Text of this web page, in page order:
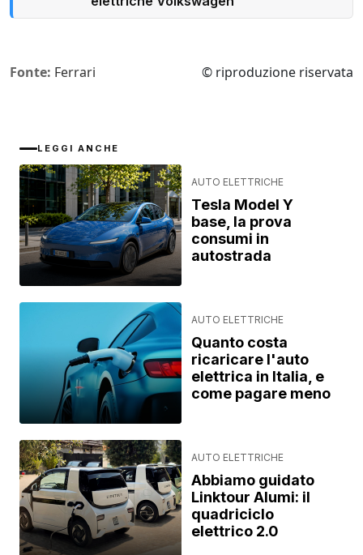
Fonte: Ferrari © riproduzione riservata
LEGGI ANCHE
AUTO ELETTRICHE
Tesla Model Y
base, la prova
consumi in
autostrada
AUTO ELETTRICHE
Quanto costa
ricaricare l'auto
elettrica in Italia, e
come pagare meno
AUTO ELETTRICHE
Abbiamo guidato
Linktour Alumi: il
quadriciclo
elettrico 2.0